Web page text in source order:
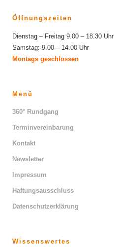
Öffnungszeiten
Dienstag – Freitag 9.00 – 18.30 Uhr
Samstag: 9.00 – 14.00 Uhr
Montags geschlossen
Menü
360° Rundgang
Terminvereinbarung
Kontakt
Newsletter
Impressum
Haftungsausschluss
Datenschutzerklärung
Wissenswertes